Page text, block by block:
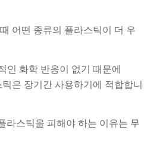
어떤 종류의 플라스틱이 더 우
인 화학 반응이 없기 때문에
은 장기간 사용하기에 적합합니
라스틱을 피해야 하는 이유는 무